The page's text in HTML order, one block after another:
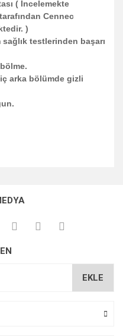
( İncelemekte
Cennec
)
testlerinden başarı
arka bölümde gizli
bulunuyor.
EKLE